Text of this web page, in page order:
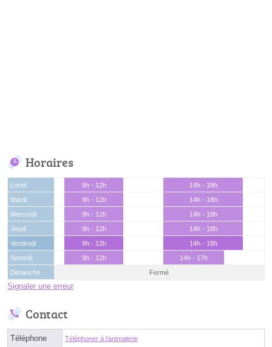
Horaires
Lundi 9h - 12h
14h - 18h
Mardi
9h - 12h
14h - 18h
Mercredi
9h - 12h
14h - 18h
Jeudi
9h - 12h
14h - 18h
Vendredi
9h - 12h
14h - 18h
Samedi
9h - 12h
14h - 17h
Dimanche
Fermé
Signaler une erreur
Contact
Téléphone Téléphoner à l'animalerie